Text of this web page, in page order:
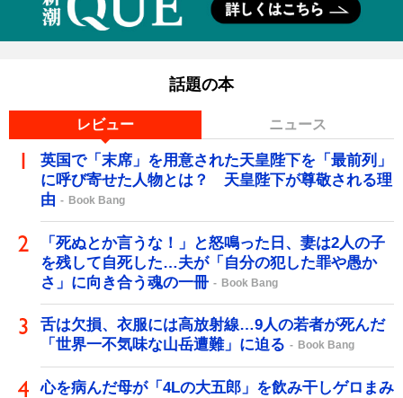
話題の本
レビュー ニュース
英国で「末席」を用意された天皇陛下を「最前列」
に呼び寄せた人物とは？ 天皇陛下が尊敬される理
由
Book Bang
「死ぬとか言うな！」と怒鳴った日、妻は2人の子
を残して自死した…夫が「自分の犯した罪や愚か
さ」に向き合う魂の一冊
Book Bang
舌は欠損、衣服には高放射線…9人の若者が死んだ
「世界一不気味な山岳遭難」に迫る
Book Bang
心を病んだ母が「4Lの大五郎」を飲み干しゲロまみ